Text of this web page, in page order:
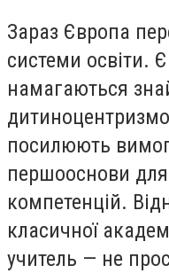
Зараз Європа
системи освіти.
намагаються
посилюють
першооснови
компетенцій.
класичної
учитель — не